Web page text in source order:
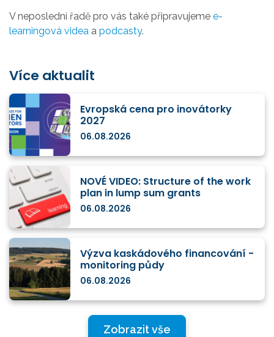
V neposlední řadě pro vás také připravujeme e-
learningová videa a podcasty.
Více aktualit
Evropská cena pro inovátorky
2027
06.08.2026
NOVÉ VIDEO: Structure of the work
plan in lump sum grants
06.08.2026
Výzva kaskádového financování -
monitoring půdy
06.08.2026
Zobrazit vše